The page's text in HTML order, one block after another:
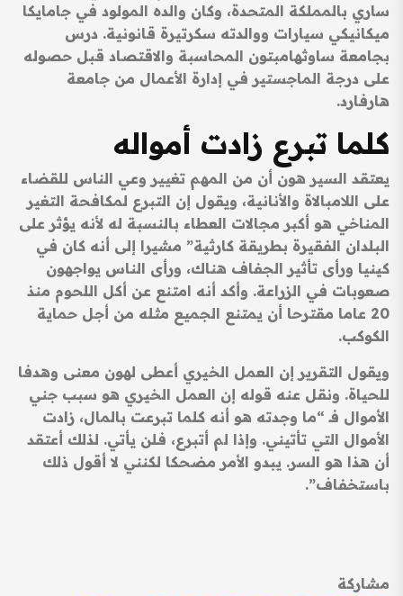
ساري بالمملكة المتحدة، وكان والده المولود في جامايكا
ميكانيكي سيارات ووالدته سكرتيرة قانونية. درس
بجامعة ساوثهامبتون المحاسبة والاقتصاد قبل حصوله
على درجة الماجستير في إدارة الأعمال من جامعة
هارفارد.
كلما تبرع زادت أمواله
يعتقد السير هون أن من المهم تغيير وعي الناس للقضاء
على اللامبالاة والأنانية، ويقول إن التبرع لمكافحة التغير
المناخي هو أكبر مجالات العطاء بالنسبة له لأنه يؤثر على
البلدان الفقيرة بطريقة كارثية” مشيرا إلى أنه كان في
كينيا ورأى تأثير الجفاف هناك، ورأى الناس يواجهون
صعوبات في الزراعة. وأكد أنه امتنع عن أكل اللحوم منذ
20 عاما مقترحا أن يمتنع الجميع مثله من أجل حماية
الكوكب.
ويقول التقرير إن العمل الخيري أعطى لهون معنى وهدفا
للحياة. ونقل عنه قوله إن العمل الخيري هو سبب جني
الأموال فـ “ما وجدته هو أنه كلما تبرعت بالمال، زادت
الأموال التي تأتيني. وإذا لم أتبرع، فلن يأتي. لذلك أعتقد
أن هذا هو السر. يبدو الأمر مضحكا لكنني لا أقول ذلك
باستخفاف”.
مشاركة